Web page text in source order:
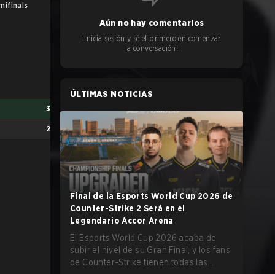
Grand Final
3
2
Maru 2
Reynor 4
Aún no hay comentarios
¡Inicia sesión y sé el primero en comenzar
la conversación!
ÚLTIMAS NOTICIAS
Final de la Esports World Cup 2026 de
Counter-Strike 2 Será en el
Legendario Accor Arena
El Esports World Cup 2026 acaba de
subir el nivel de su Gran Final, y los fans
de Counter-Strike tienen todas las